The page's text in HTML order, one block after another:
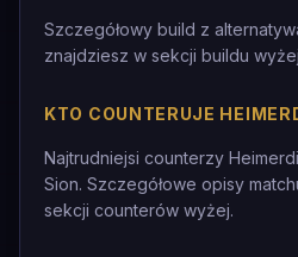
Szczegółowy build z
znajdziesz w sekcji buildu
KTO COUNTERUJE
Najtrudniejsi counterzy
Sion. Szczegółowe opisy
sekcji counterów wyżej.